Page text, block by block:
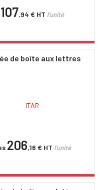
107,94 € HT l'unité
de boîte aux lettres
ITAR
206,16 € HT l'unité